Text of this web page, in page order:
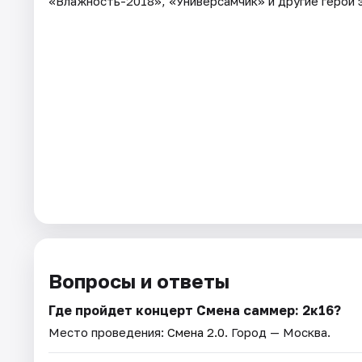
Вопросы и ответы
Где пройдет концерт Смена саммер: 2к16?
Место проведения: Смена 2.0. Город — Москва.